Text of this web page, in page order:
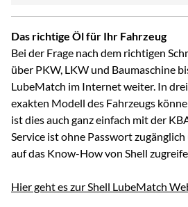
Das richtige Öl für Ihr Fahrzeug
Bei der Frage nach dem richtigen
über PKW, LKW und Baumaschine
LubeMatch im Internet weiter. In
exakten Modell des Fahrzeugs
ist dies auch ganz einfach mit der
Service ist ohne Passwort
auf das Know-How von Shell
Hier geht es zur Shell LubeMatch